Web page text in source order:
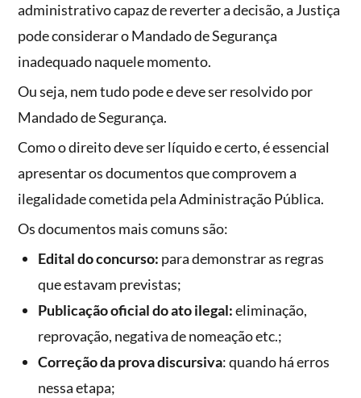
administrativo capaz de reverter a decisão, a Justiça
pode considerar o Mandado de Segurança
inadequado naquele momento.
Ou seja, nem tudo pode e deve ser resolvido por
Mandado de Segurança.
Como o direito deve ser líquido e certo, é essencial
apresentar os documentos que comprovem a
ilegalidade cometida pela Administração Pública.
Os documentos mais comuns são:
Edital do concurso: para demonstrar as regras
que estavam previstas;
Publicação oficial do ato ilegal:eliminação,
reprovação, negativa de nomeação etc.;
Correção da prova discursiva: quando há erros
nessa etapa;